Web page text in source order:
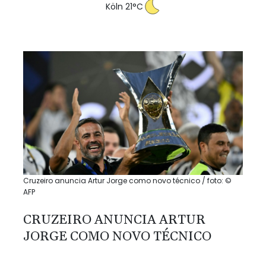
Köln 21°C
Cruzeiro anuncia Artur Jorge como novo técnico / foto: ©
AFP
CRUZEIRO ANUNCIA ARTUR
JORGE COMO NOVO TÉCNICO